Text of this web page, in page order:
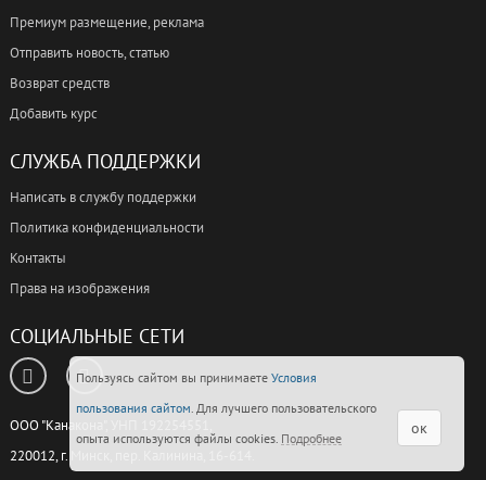
Премиум размещение, реклама
Отправить новость, статью
Возврат средств
Добавить курс
СЛУЖБА ПОДДЕРЖКИ
Написать в службу поддержки
Политика конфиденциальности
Контакты
Права на изображения
СОЦИАЛЬНЫЕ СЕТИ
ООО "Канакона", УНП 192254551,
220012, г. Минск, пер. Калинина, 16-614.
Пользуясь сайтом вы принимаете Условия
пользования сайтом. Для лучшего пользовательского
опыта используются файлы cookies. Подробнее
ок